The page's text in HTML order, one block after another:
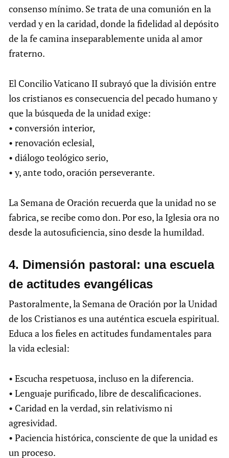
consenso mínimo. Se trata de una comunión en la
verdad y en la caridad, donde la fidelidad al depósito
de la fe camina inseparablemente unida al amor
fraterno.
El Concilio Vaticano II subrayó que la división entre
los cristianos es consecuencia del pecado humano y
que la búsqueda de la unidad exige:
• conversión interior,
• renovación eclesial,
• diálogo teológico serio,
• y, ante todo, oración perseverante.
La Semana de Oración recuerda que la unidad no se
fabrica, se recibe como don. Por eso, la Iglesia ora no
desde la autosuficiencia, sino desde la humildad.
4.⁠ ⁠Dimensión pastoral: una escuela
de actitudes evangélicas
Pastoralmente, la Semana de Oración por la Unidad
de los Cristianos es una auténtica escuela espiritual.
Educa a los fieles en actitudes fundamentales para
la vida eclesial:
• Escucha respetuosa, incluso en la diferencia.
• Lenguaje purificado, libre de descalificaciones.
• Caridad en la verdad, sin relativismo ni
agresividad.
• Paciencia histórica, consciente de que la unidad es
un proceso.